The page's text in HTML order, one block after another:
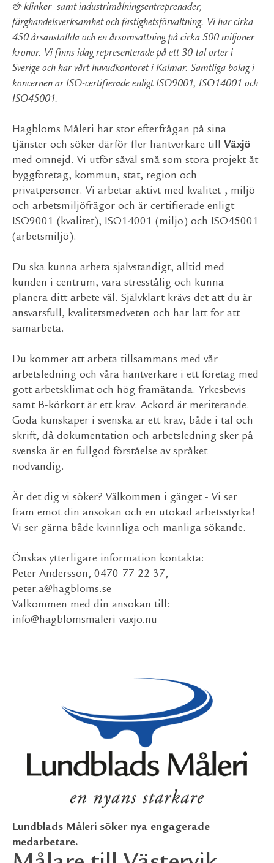
& klinker- samt industrimålningsentreprenader,
färghandelsverksamhet och fastighetsförvaltning. Vi har cirka
450 årsanställda och en årsomsättning på cirka 500 miljoner
kronor. Vi finns idag representerade på ett 30-tal orter i
Sverige och har vårt huvudkontoret i Kalmar. Samtliga bolag i
koncernen är ISO-certifierade enligt ISO9001, ISO14001 och
ISO45001.
Hagbloms Måleri har stor efterfrågan på sina
tjänster och söker därför fler hantverkare till Växjö
med omnejd. Vi utför såväl små som stora projekt åt
byggföretag, kommun, stat, region och
privatpersoner. Vi arbetar aktivt med kvalitet-, miljö-
och arbetsmiljöfrågor och är certifierade enligt
ISO9001 (kvalitet), ISO14001 (miljö) och ISO45001
(arbetsmiljö).
Du ska kunna arbeta självständigt, alltid med
kunden i centrum, vara stresstålig och kunna
planera ditt arbete väl. Självklart krävs det att du är
ansvarsfull, kvalitetsmedveten och har lätt för att
samarbeta.
Du kommer att arbeta tillsammans med vår
arbetsledning och våra hantverkare i ett företag med
gott arbetsklimat och hög framåtanda. Yrkesbevis
samt B-körkort är ett krav. Ackord är meriterande.
Goda kunskaper i svenska är ett krav, både i tal och
skrift, då dokumentation och arbetsledning sker på
svenska är en fullgod förståelse av språket
nödvändig.
Är det dig vi söker? Välkommen i gänget - Vi ser
fram emot din ansökan och en utökad arbetsstyrka!
Vi ser gärna både kvinnliga och manliga sökande.
Önskas ytterligare information kontakta:
Peter Andersson, 0470-77 22 37,
peter.a@hagbloms.se
Välkommen med din ansökan till:
info@hagblomsmaleri-vaxjo.nu
Lundblads Måleri söker nya engagerade
medarbetare.